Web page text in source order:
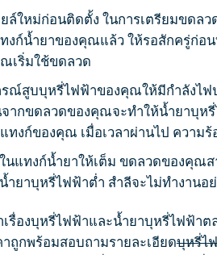
ล์ใหม่ก่อนติดตั้ง ในการเตรียมขดลว
งก์น้ำยาของคุณแล้ว ให้รอสักครู่ก่อน
เริ่มใช้ขดลวด
รณ์สูบบุหรี่ไฟฟ้าของคุณให้มีกำลังไฟ
ากขดลวดของคุณจะทำให้น้ำยาบุห
ทงก์ของคุณ เมื่อเวลาผ่านไป ความ
นแทงก์น้ำยาให้เต็ม ขดลวดของคุณส
น้ำยาบุหรี่ไฟฟ้าต่ำ สำลีจะไม่ทำงานอ
รื่องบุหรี่ไฟฟ้าและน้ำยาบุหรี่ไฟฟ้าต
ถูกพร้อมสอบถามรายละเอียดบุหรี่ไ